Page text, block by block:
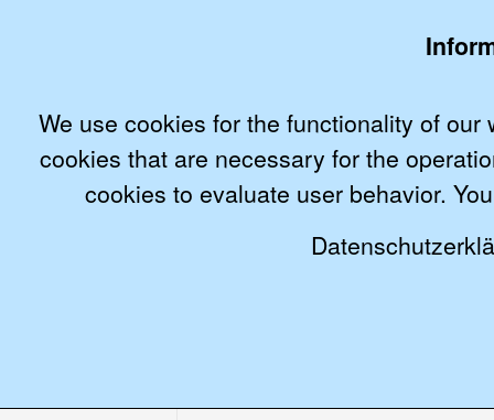
MikroKopter.de Wiki (neuere Version) Wiki SHOP
We use cookies for the functionality of
cookies that are necessary for the
cookies to evaluate user behavior.